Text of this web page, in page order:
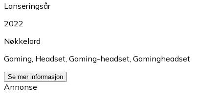
Lanseringsår
2022
Nøkkelord
Gaming Headset Gaming-headset Gamingheadset
Se mer informasjon
Annonse